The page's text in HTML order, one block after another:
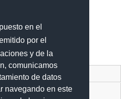
en el
por el
y de la
comunicamos
de datos
navegando en este
Digital
Ciudadanos